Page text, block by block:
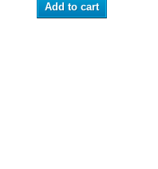
Add to cart